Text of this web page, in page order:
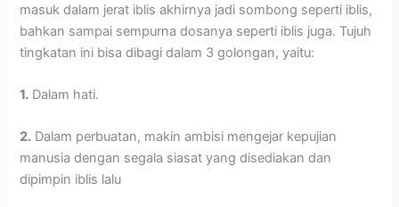
masuk dalam jerat iblis akhirnya jadi sombong seperti iblis,
bahkan sampai sempurna dosanya seperti iblis juga. Tujuh
tingkatan ini bisa dibagi dalam 3 golongan, yaitu:
1. Dalam hati.
2. Dalam perbuatan, makin ambisi mengejar kepujian
manusia dengan segala siasat yang disediakan dan
dipimpin iblis lalu